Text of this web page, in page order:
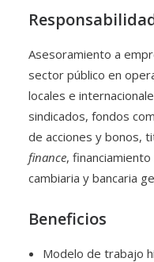
Asesoramiento a
sector público en
locales e
sindicados, fondos
de acciones y bonos,
finance,
cambiaria y bancaria
Beneficios
Modelo de trabajo